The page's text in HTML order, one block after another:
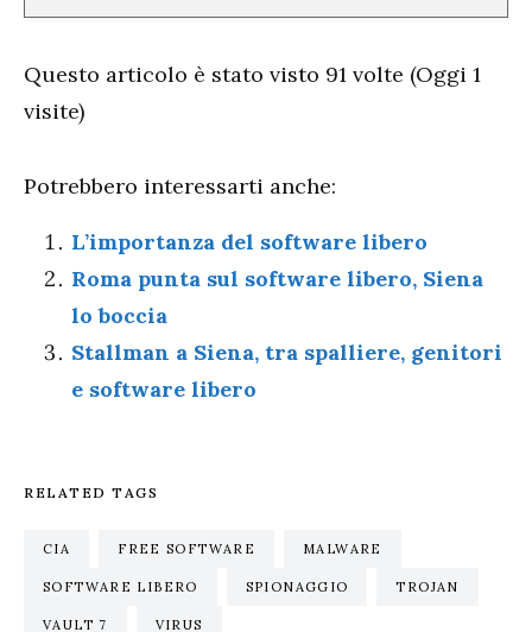
Questo articolo è stato visto 91 volte (Oggi 1
visite)
Potrebbero interessarti anche:
L’importanza del software libero
Roma punta sul software libero, Siena
lo boccia
Stallman a Siena, tra spalliere, genitori
e software libero
RELATED TAGS
CIA FREE SOFTWARE MALWARE
SOFTWARE LIBERO SPIONAGGIO TROJAN
VAULT 7 VIRUS